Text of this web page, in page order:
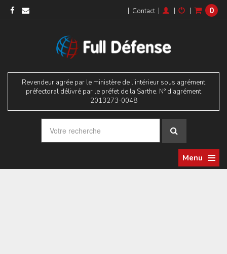
| Contact | | | 0
Revendeur agrée par le ministère de l’intérieur sous agrément
préfectoral délivré par le préfet de la Sarthe. N° d’agrément
2013273-0048
Menu